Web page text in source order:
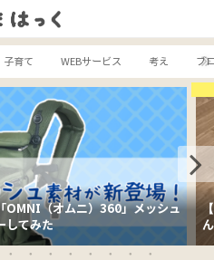
子育て WEBサービス 考え ブ
OMNI（オムニ）360」メッシュ
してみた